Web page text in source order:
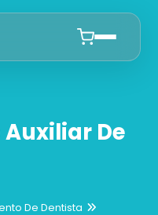
De
De Dentista